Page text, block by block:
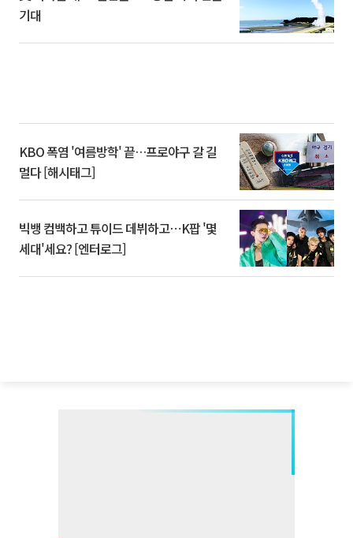
기대
KBO 폭염 '여름방학' 끝…프로야구 갈 길
멀다 [해시태그]
빅뱅 컴백하고 튜이드 데뷔하고⋯K팝 '몇
세대'세요? [엔터로그]